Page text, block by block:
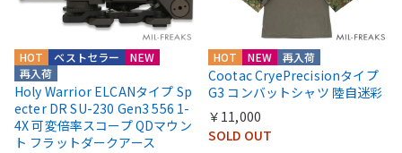
HOT
NEW
再入荷
ベストセラー
Holy Warrior ELCANタイプ Sp
ecter DR SU-230 Gen3 556 1-
4X 可変倍率スコープ QDマウン
ト フラットダークアース
HOT NEW 再入荷
Cootac CryePrecisionタイプ
G3 コンバットシャツ 陸自迷彩
￥11,000
SOLD OUT